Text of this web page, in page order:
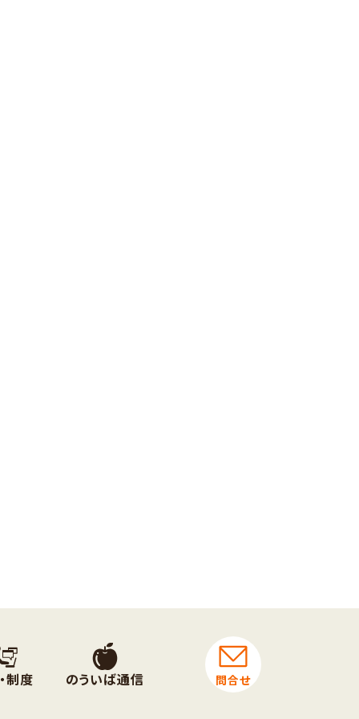
制度 のういば通信 問合せ